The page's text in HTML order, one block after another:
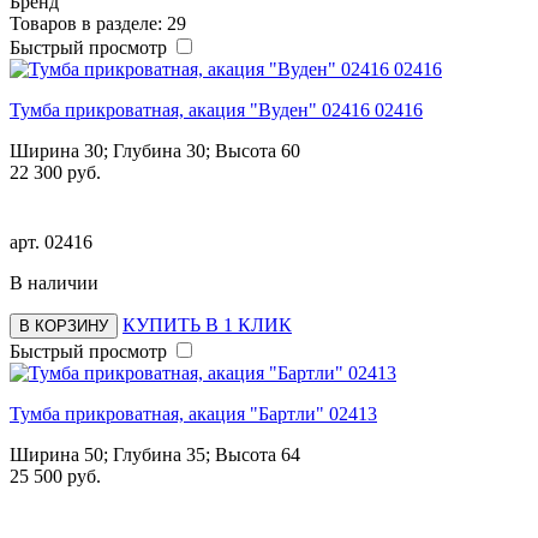
Товаров в разделе: 29
Быстрый просмотр
Тумба прикроватная, акация "Вуден" 02416 02416
Ширина 30; Глубина 30; Высота 60
22 300 руб.
арт. 02416
В наличии
В КОРЗИНУ
КУПИТЬ В 1 КЛИК
Быстрый просмотр
Тумба прикроватная, акация "Бартли" 02413
Ширина 50; Глубина 35; Высота 64
25 500 руб.